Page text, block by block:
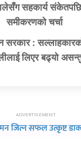
सहकार्य
समीकरणको चर्चा
सरकार :
लिएर बढ्यो